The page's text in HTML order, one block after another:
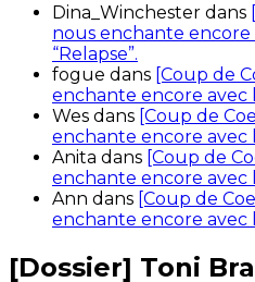
Dina_Winchester dans
nous enchante encore
“Relapse”.
fogue dans [Coup de
enchante encore avec
Wes dans [Coup de
enchante encore avec
Anita dans [Coup de
enchante encore avec
Ann dans [Coup de
enchante encore avec
[Dossier] Toni